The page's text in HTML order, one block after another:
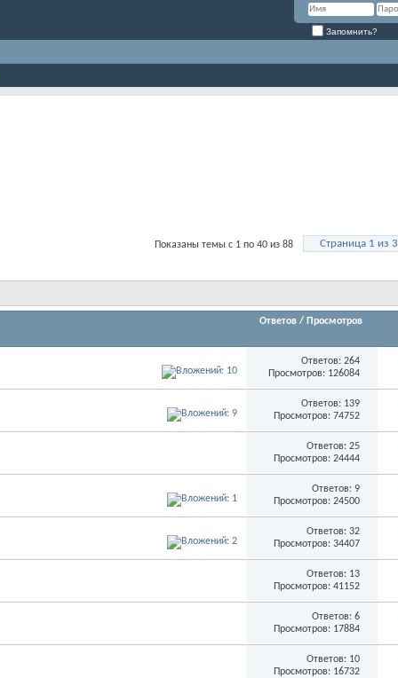
Запомнить?
Страница 1 из 3
Показаны темы с 1 по 40 из 88
Ответов / Просмотров
Ответов: 264
Просмотров: 126084
Ответов: 139
Просмотров: 74752
Ответов: 25
Просмотров: 24444
Ответов: 9
Просмотров: 24500
Ответов: 32
Просмотров: 34407
Ответов: 13
Просмотров: 41152
Ответов: 6
Просмотров: 17884
Ответов: 10
Просмотров: 16732